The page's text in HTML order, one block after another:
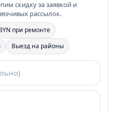
скидку за заявкой и
рассылок.
при ремонте
Выезд на районы